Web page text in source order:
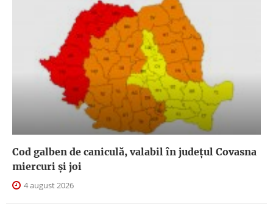
Cod galben de caniculă, valabil în judeţul Covasna
miercuri și joi
4 august 2026